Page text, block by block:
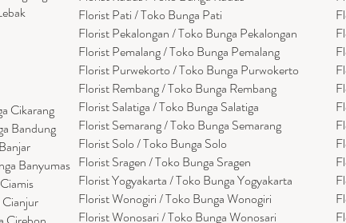
a Cikarang
Bandung
Banyumas
Florist Pati / Toko Bunga Pati
Florist Pekalongan / Toko Bunga Pekalongan
Florist Pemalang / Toko Bunga Pemalang
Florist Purwekorto / Toko Bunga Purwokerto
Florist Rembang / Toko Bunga Rembang
Florist Salatiga / Toko Bunga Salatiga
Florist Semarang / Toko Bunga Semarang
Florist Solo / Toko Bunga Solo
Florist Sragen / Toko Bunga Sragen
Florist Yogyakarta / Toko Bunga Yogyakarta
Florist Wonogiri / Toko Bunga Wonogiri
Florist Wonosari / Toko Bunga Wonosari